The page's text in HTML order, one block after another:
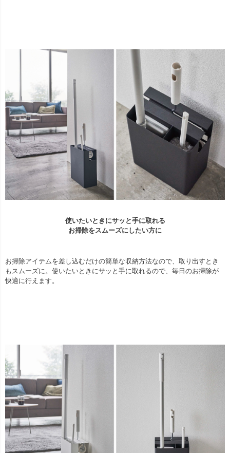
使いたいときにサッと手に取れる
お掃除をスムーズにしたい方に
お掃除アイテムを差し込むだけの簡単な収納方法なので、取り出すとき
もスムーズに。使いたいときにサッと手に取れるので、毎日のお掃除が
快適に行えます。